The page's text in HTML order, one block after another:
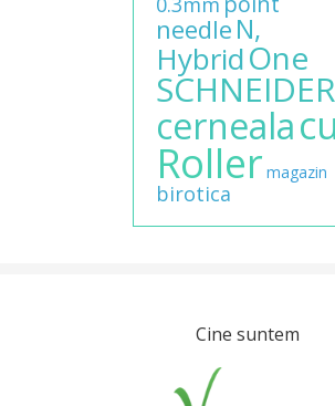
needle N,
HybridOne
SCHNEIDER
cernealacu
Roller magazin
birotica
Cine suntem